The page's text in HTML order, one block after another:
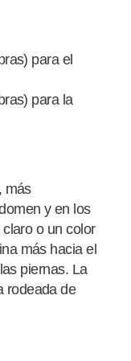
para el
para la
más
y en los
o un color
más hacia el
piernas. La
rodeada de